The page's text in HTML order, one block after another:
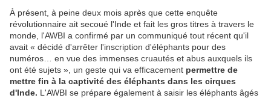
À présent, à peine deux mois après que cette enquête
révolutionnaire ait secoué l'Inde et fait les gros titres à travers le
monde, l'AWBI a confirmé par un communiqué tout récent qu'il
avait « décidé d'arrêter l'inscription d'éléphants pour des
numéros… en vue des immenses cruautés et abus auxquels ils
ont été sujets », un geste qui va efficacement permettre de
mettre fin à la captivité des éléphants dans les cirques
d'Inde. L'AWBI se prépare également à saisir les éléphants âgés